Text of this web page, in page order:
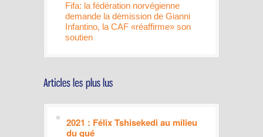
Fifa: la fédération norvégienne
demande la démission de Gianni
Infantino, la CAF «réaffirme» son
soutien
2021 : Félix Tshisekedi au milieu
du gué